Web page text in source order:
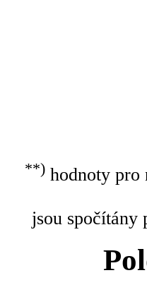
**)hodnoty pro
jsou spočítány